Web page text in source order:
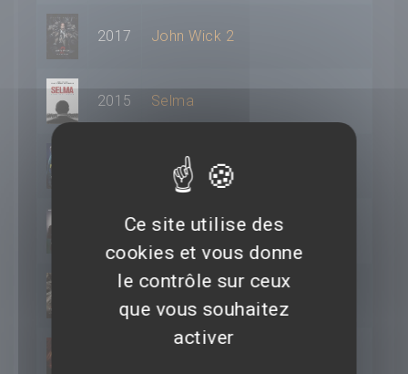
2017 John Wick 2
2015 Selma
Night Run
2010 Crazy Night
Ce site utilise des
cookies et vous donne
le contrôle sur ceux
que vous souhaitez
activer